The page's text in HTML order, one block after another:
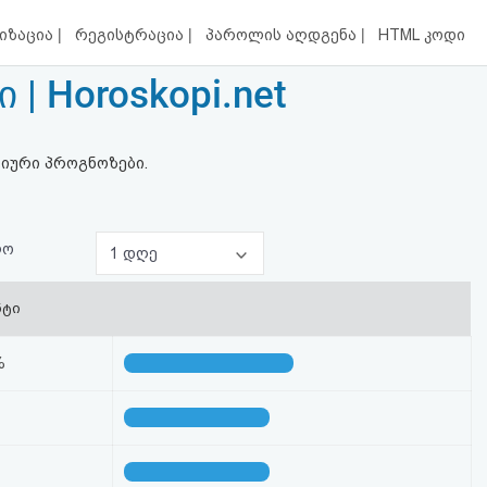
| რეგისტრაცია | პაროლის აღდგენა | HTML კოდი
Horoskopi.net
პროგნოზები.
1 დღე